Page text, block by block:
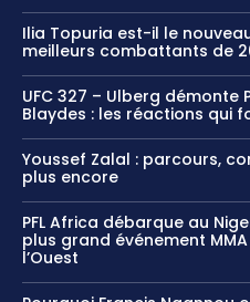
Ilia Topuria est-il le
meilleurs combattants de
UFC 327 – Ulberg démonte
Blaydes : les réactions qui
Youssef Zalal : parcours,
plus encore
PFL Africa débarque au
plus grand événement
l’Ouest